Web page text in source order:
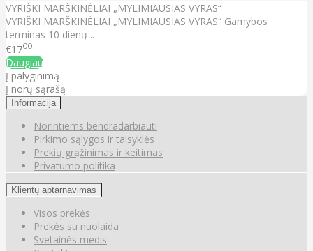
VYRIŠKI MARŠKINĖLIAI „MYLIMIAUSIAS VYRAS“
VYRIŠKI MARŠKINĖLIAI „MYLIMIAUSIAS VYRAS“ Gamybos
terminas 10 dienų ..
€1700
Daugiau
Į palyginimą
Į norų sąrašą
Informacija
Norintiems bendradarbiauti
Pirkimo sąlygos ir taisyklės
Prekių grąžinimas ir keitimas
Privatumo politika
Klientų aptarnavimas
Visos prekės
Prekės su nuolaida
Svetainės medis